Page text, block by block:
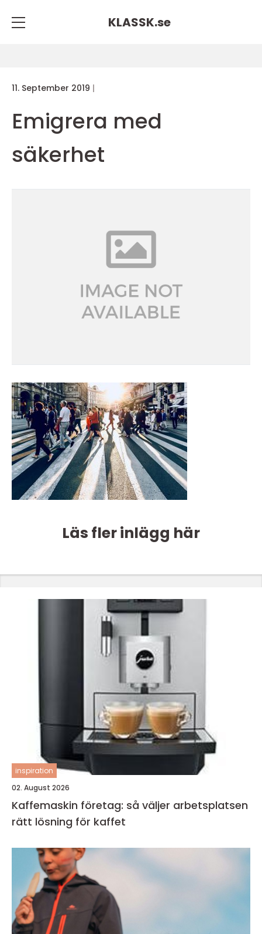
KLASSK.se
11. September 2019
Emigrera med
säkerhet
Läs fler inlägg här
inspiration
02. August 2026
Kaffemaskin företag: så väljer arbetsplatsen
rätt lösning för kaffet